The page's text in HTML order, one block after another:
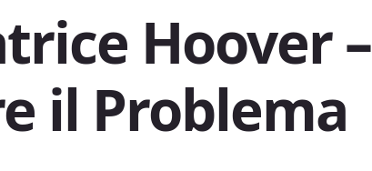
Hoover –
il Problema​